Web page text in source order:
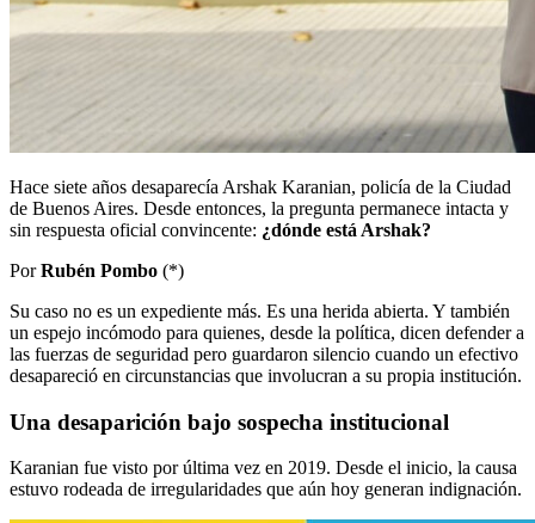
Hace siete años desaparecía Arshak Karanian, policía de la Ciudad
de Buenos Aires. Desde entonces, la pregunta permanece intacta y
sin respuesta oficial convincente: ¿dónde está Arshak?
PorRubén Pombo (*)
Su caso no es un expediente más. Es una herida abierta. Y también
un espejo incómodo para quienes, desde la política, dicen defender a
las fuerzas de seguridad pero guardaron silencio cuando un efectivo
desapareció en circunstancias que involucran a su propia institución.
Una desaparición bajo sospecha institucional
Karanian fue visto por última vez en 2019. Desde el inicio, la causa
estuvo rodeada de irregularidades que aún hoy generan indignación.